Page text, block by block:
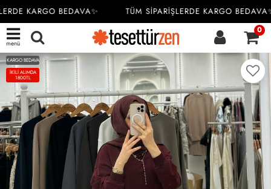
KARGO BEDAVA✨ TÜM SİPARİŞLERDE KARGO BEDAVA✨
menü
0
KARGO BEDAVA
İKİLİ ALIMDA
1800TL